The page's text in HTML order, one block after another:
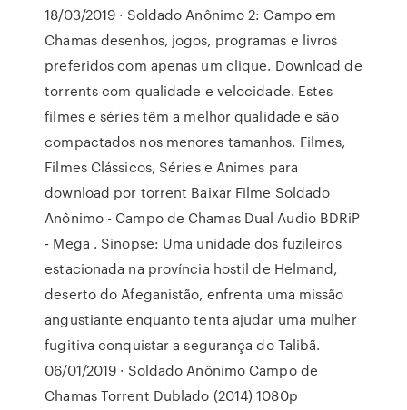
18/03/2019 · Soldado Anônimo 2: Campo em
Chamas desenhos, jogos, programas e livros
preferidos com apenas um clique. Download de
torrents com qualidade e velocidade. Estes
filmes e séries têm a melhor qualidade e são
compactados nos menores tamanhos. Filmes,
Filmes Clássicos, Séries e Animes para
download por torrent Baixar Filme Soldado
Anônimo - Campo de Chamas Dual Audio BDRiP
- Mega . Sinopse: Uma unidade dos fuzileiros
estacionada na província hostil de Helmand,
deserto do Afeganistão, enfrenta uma missão
angustiante enquanto tenta ajudar uma mulher
fugitiva conquistar a segurança do Talibã.
06/01/2019 · Soldado Anônimo Campo de
Chamas Torrent Dublado (2014) 1080p